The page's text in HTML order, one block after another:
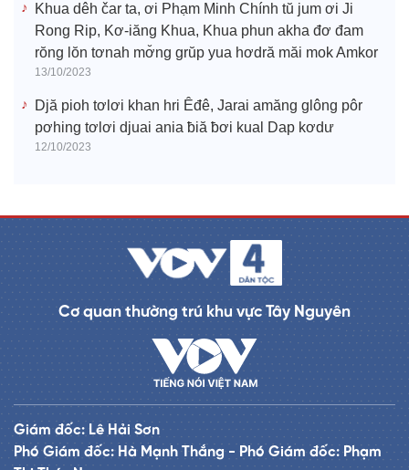
Khua dêh čar ta, ơi Phạm Minh Chính tŭ jum ơi Ji
Rong Rip, Kơ-iăng Khua, Khua phun akha đơ đam
rŏng lŏn tơnah mơ̆ng grŭp yua hơdră măi mok Amkor
13/10/2023
Djă pioh tơlơi khan hri Êđê, Jarai amăng glông pôr
pơhing tơlơi djuai ania ƀiă ƀơi kual Dap kơdư
12/10/2023
Cơ quan thường trú khu vực Tây Nguyên
Giám đốc: Lê Hải Sơn
Phó Giám đốc: Hà Mạnh Thắng - Phó Giám đốc: Phạm